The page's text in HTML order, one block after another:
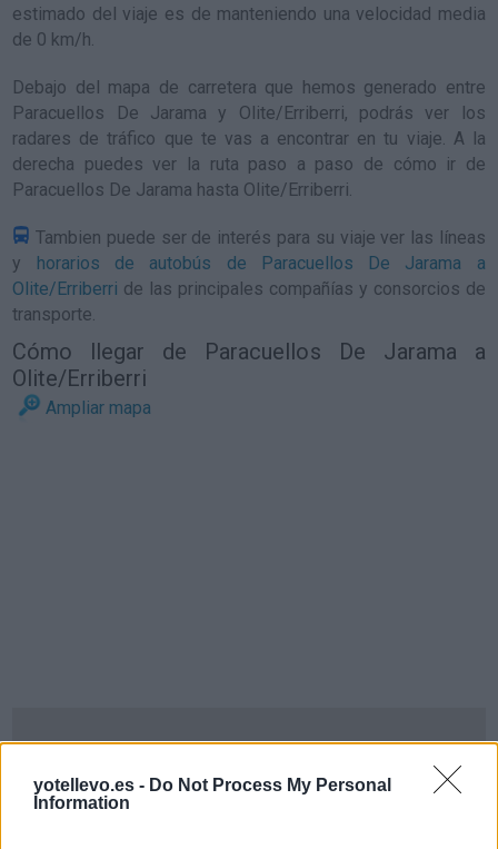
yotellevo.es - Do Not Process My Personal
Information
estimado del viaje es de manteniendo una velocidad media
de 0 km/h.
Debajo del mapa de carretera que hemos generado entre
Paracuellos De Jarama y Olite/Erriberri, podrás ver los
radares de tráfico que te vas a encontrar en tu viaje. A la
derecha puedes ver la ruta paso a paso de cómo ir de
Paracuellos De Jarama hasta Olite/Erriberri.
Tambien puede ser de interés para su viaje ver las líneas
y horarios de autobús de Paracuellos De Jarama a
Olite/Erriberri de las principales compañías y consorcios de
transporte.
Cómo llegar de Paracuellos De Jarama a
Olite/Erriberri
Ampliar mapa